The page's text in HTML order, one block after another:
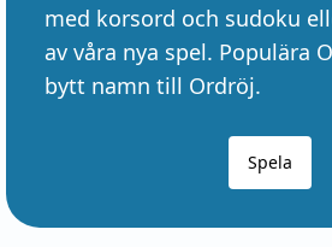
med korsord och sudoku
av våra nya spel. Populära
bytt namn till Ordröj.
Spela